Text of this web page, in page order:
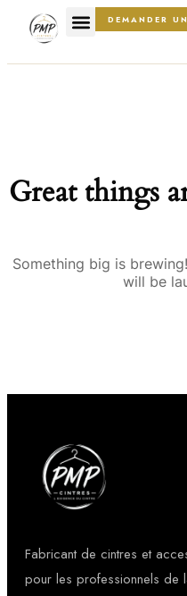
DEMANDER
Great things
Something big is
will be
Fabricant de cintres et
pour les professionnels de